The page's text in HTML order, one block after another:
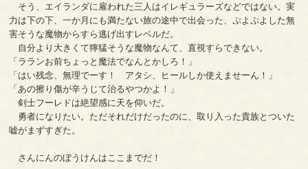
そう、エイランダに雇われた三人はイレギュラーズなどではない。実
力は下の下、一か月にも満たない旅の途中で出会った、ぷよぷよした無
害そうな魔物からすら逃げ出すレベルだ。
自分より大きくて獰猛そうな魔物なんて、直視すらできない。
「ラランお前ちょっと魔法でなんとかしろ！」
「はい残念、無理でーす！ アタシ、ヒールしか使えませーん！」
「あの擦り傷が辛うじて治るやつかよ！」
剣士フーレドは絶望感に天を仰いだ。
勇者になりたい。ただそれだけだったのに、取り入った貴族とついた
嘘がまずすぎた。
さんにんのぼうけんはここまでだ！